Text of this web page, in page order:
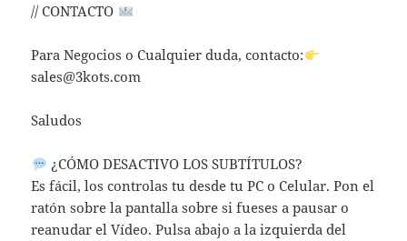
// CONTACTO
Para Negocios o Cualquier duda, contacto:
sales@3kots.com
Saludos
¿CÓMO DESACTIVO LOS SUBTÍTULOS?
Es fácil, los controlas tu desde tu PC o Celular. Pon el
ratón sobre la pantalla sobre si fueses a pausar o
reanudar el Vídeo. Pulsa abajo a la izquierda del